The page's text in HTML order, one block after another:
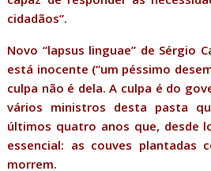
cidadãos”.
Novo “lapsus linguae” de Sérgio
está inocente (“um péssimo
culpa não é dela. A culpa é do
vários ministros desta pasta
últimos quatro anos que, desde
essencial: as couves plantadas
morrem.